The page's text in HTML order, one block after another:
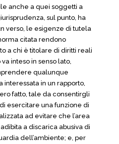
anche a quei soggetti a
sul punto, ha
verso, le esigenze di tutela
citata rendono
a chi è titolare di diritti reali
inteso in senso lato,
qualunque
interessata in un rapporto,
fatto, tale da consentirgli
esercitare una funzione di
ad evitare che l’area
a discarica abusiva di
dell’ambiente; e, per